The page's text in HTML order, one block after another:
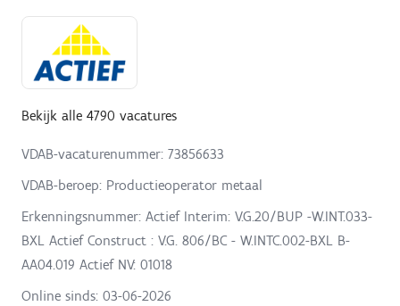
Bekijk alle 4790 vacatures
VDAB-vacaturenummer: 73856633
VDAB-beroep: Productieoperator metaal
Erkenningsnummer: Actief Interim: V.G.20/BUP -W.INT.033-
BXL Actief Construct : V.G. 806/BC - W.INTC.002-BXL B-
AA04.019 Actief NV: 01018
Online sinds: 03-06-2026